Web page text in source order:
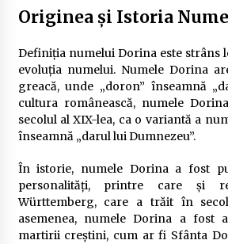
2 ani ago
Originea și Istoria
Definiția numelui Dorina este strâns
evoluția numelui. Numele Dorina
greacă, unde „doron” înseamnă
cultura românească, numele
secolul al XIX-lea, ca o variantă a
înseamnă „darul lui Dumnezeu”.
În istorie, numele Dorina a fost
personalități, printre care și
Württemberg, care a trăit în
asemenea, numele Dorina a fost
martirii creștini, cum ar fi Sfânta